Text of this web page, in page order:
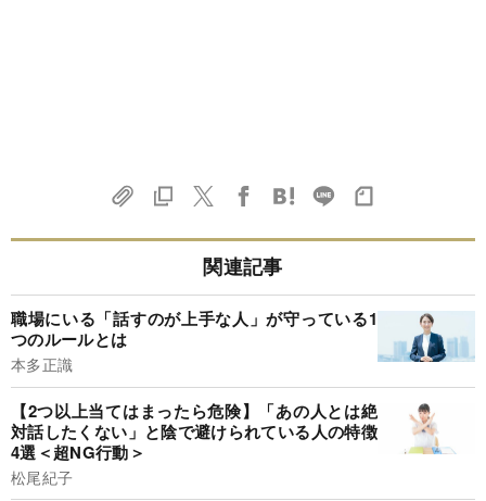
関連記事
職場にいる「話すのが上手な人」が守っている1
つのルールとは
本多正識
【2つ以上当てはまったら危険】「あの人とは絶
対話したくない」と陰で避けられている人の特徴
4選＜超NG行動＞
松尾紀子